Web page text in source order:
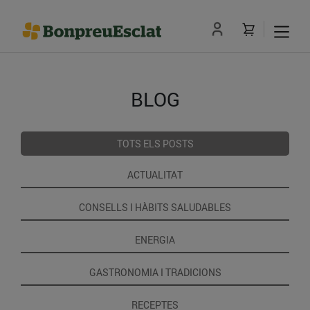
BLOG
TOTS ELS POSTS
ACTUALITAT
CONSELLS I HÀBITS SALUDABLES
ENERGIA
GASTRONOMIA I TRADICIONS
RECEPTES